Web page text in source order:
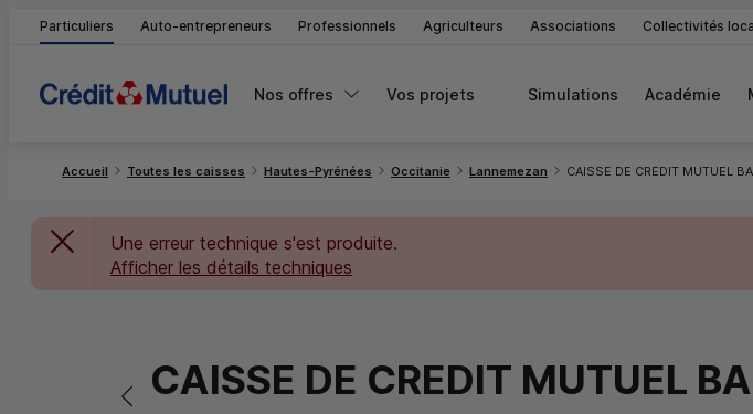
Particuliers Auto-entrepreneurs Professionnels Agriculteurs Associations Collectivités
Nos offres Vos projets Simulations Académie
Accueil Toutes les caisses Hautes-Pyrénées Occitanie Lannemezan CAISSE DE CREDIT MUTUEL
Une erreur technique s'est produite.
Afficher les détails techniques
Retour vers la page précédente
CAISSE DE CREDIT MUTUEL